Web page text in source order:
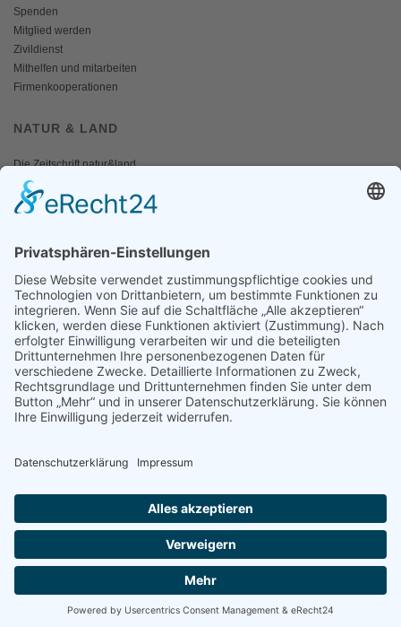
Spenden
Mitglied werden
Zivildienst
Mithelfen und mitarbeiten
Firmenkooperationen
NATUR & LAND
Die Zeitschrift natur&land
Archiv
Mediadaten
Fotos und Logos
Presseaussendungen
Presse
Presseinformationen abonnieren
ÜBER UNS
Naturschutzbund
Naturschutzjugend
Sponsoren & Partner
Impressum